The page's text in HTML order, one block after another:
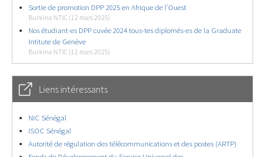
Sortie de promotion DPP 2025 en Afrique de l’Ouest
Burkina NTIC (12 mars 2025)
Nos étudiant-es DPP cuvée 2024 tous-tes diplomés-es de la Graduate
Intitute de Genève
Burkina NTIC (12 mars 2025)
Liens intéressants
NIC Sénégal
ISOC Sénégal
Autorité de régulation des télécommunications et des postes (ARTP)